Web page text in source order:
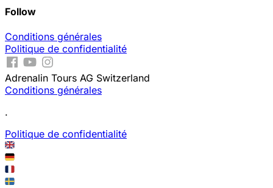
Follow
Conditions générales
Politique de confidentialité
Adrenalin Tours AG Switzerland
Conditions générales
.
Politique de confidentialité